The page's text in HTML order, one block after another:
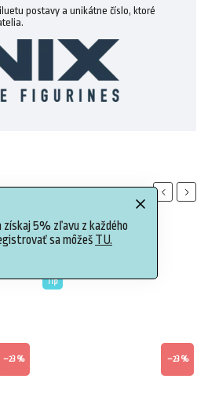
získaj 5% zľavu z každého
sa môžeš TU.
postavy a unikátne číslo, ktoré
Previous
–23 %
Tip
–23 %
Next